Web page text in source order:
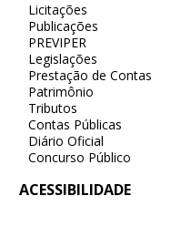
Licitações
Publicações
PREVIPER
Legislações
Prestação de Contas
Patrimônio
Tributos
Contas Públicas
Diário Oficial
Concurso Público
ACESSIBILIDADE